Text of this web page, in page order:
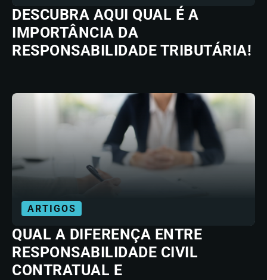
DESCUBRA AQUI QUAL É A
IMPORTÂNCIA DA
RESPONSABILIDADE TRIBUTÁRIA!
ARTIGOS
QUAL A DIFERENÇA ENTRE
RESPONSABILIDADE CIVIL
CONTRATUAL E